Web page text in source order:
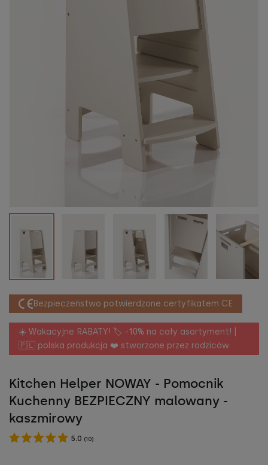
Bezpieczeństwo potwierdzone certyfikatem CE
☀️ Wakacyjne RABATY! 🏷️ -10% na cały asortyment! |
🇵🇱 polska produkcja ❤️ stworzone przez rodziców
Kitchen Helper NOWAY - Pomocnik
Kuchenny BEZPIECZNY malowany -
kaszmirowy
5.0 (10)